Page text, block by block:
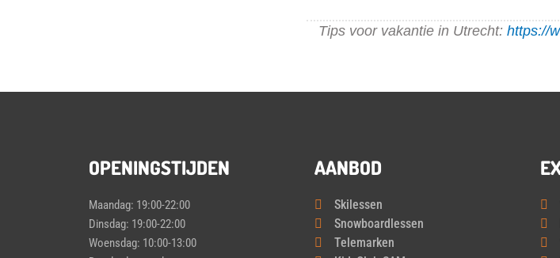
Tips voor vakantie in Utrecht: https://
OPENINGSTIJDEN
Maandag: 19:00-22:00
Dinsdag: 19:00-22:00
Woensdag: 10:00-13:00
AANBOD
Skilessen
Snowboardlessen
Telemarken